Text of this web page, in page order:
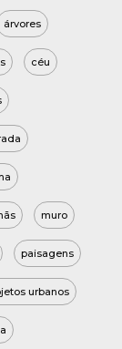
árvores
céu
muro
paisagens
urbanos